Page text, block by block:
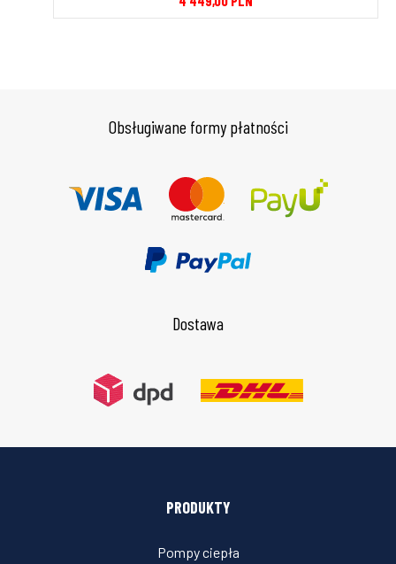
Obsługiwane formy płatności
Dostawa
PRODUKTY
Pompy ciepła